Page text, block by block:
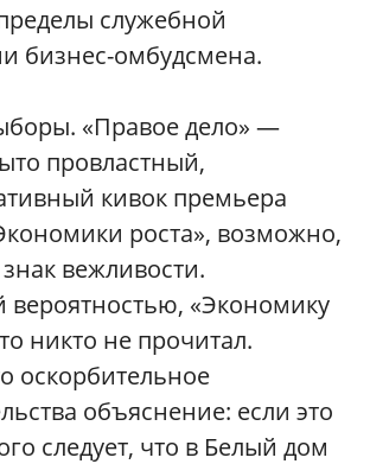
служебной
бизнес-омбудсмена.
«Правое дело» —
провластный,
кивок премьера
роста», возможно,
вежливости.
вероятностью, «Экономику
никто не прочитал.
оскорбительное
объяснение: если это
следует, что в Белый дом